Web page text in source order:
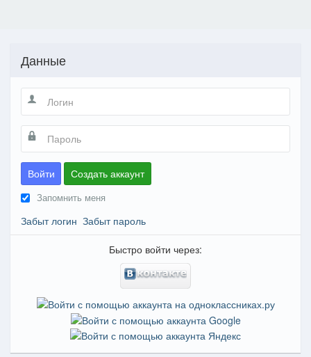
Данные
Войти Создать аккаунт
Запомнить меня
Забыт логин Забыт пароль
Быстро войти через: